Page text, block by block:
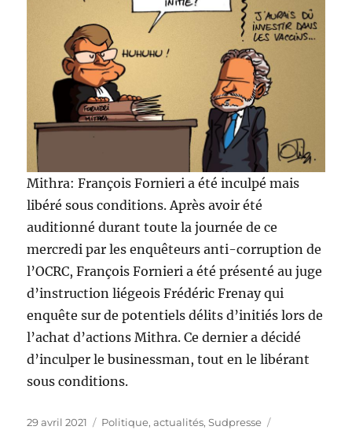
Mithra: François Fornieri a été inculpé mais
libéré sous conditions. Après avoir été
auditionné durant toute la journée de ce
mercredi par les enquêteurs anti-corruption de
l’OCRC, François Fornieri a été présenté au juge
d’instruction liégeois Frédéric Frenay qui
enquête sur de potentiels délits d’initiés lors de
l’achat d’actions Mithra. Ce dernier a décidé
d’inculper le businessman, tout en le libérant
sous conditions.
Publié
29 avril 2021 Catégories
Politique, actualités,Sudpresse